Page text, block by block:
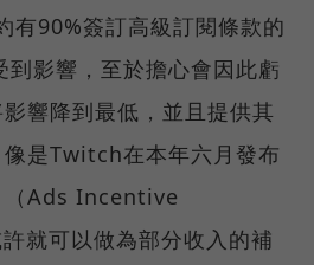
有90%簽訂高級訂閱條款的
影響，至於擔心會因此虧
響降到最低，並且提供其
是Twitch在本年六月發布
（Ads Incentive
就可以做為部分收入的補